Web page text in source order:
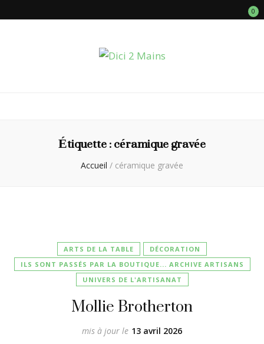
0
Étiquette :céramique gravée
Accueil / céramique gravée
ARTS DE LA TABLE
DÉCORATION
ILS SONT PASSÉS PAR LA BOUTIQUE... ARCHIVE ARTISANS
UNIVERS DE L'ARTISANAT
Mollie Brotherton
mis à jour le 13 avril 2026